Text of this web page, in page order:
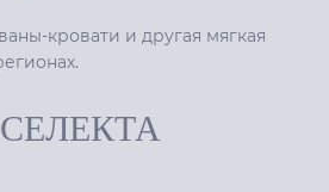
кровати и другая мягкая
СЕЛЕКТА